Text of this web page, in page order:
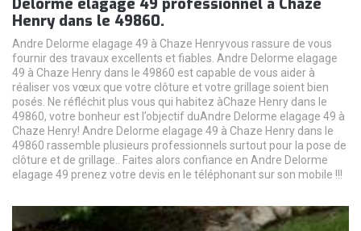
Delorme elagage 49 professionnel à Chaze
Henry dans le 49860.
Andre Delorme elagage 49 à Chaze Henryvous rassure de vous
fournir des travaux excellents et fiables. Andre Delorme elagage
49 à Chaze Henry dans le 49860 est capable de vous aider à
réaliser vos vœux que votre clôture et votre grillage soient bien
posés. Ne réfléchit plus vous qui habitez àChaze Henry dans le
49860, votre bonheur est l’objectif duAndre Delorme elagage 49 à
Chaze Henry! Andre Delorme elagage 49 à Chaze Henry dans le
49860 rassemble plusieurs professionnels surtout pour la pose de
clôture et de grillage.. Faites alors confiance en Andre Delorme
elagage 49 prenez votre devis en le téléphonant sur son mobile !!!